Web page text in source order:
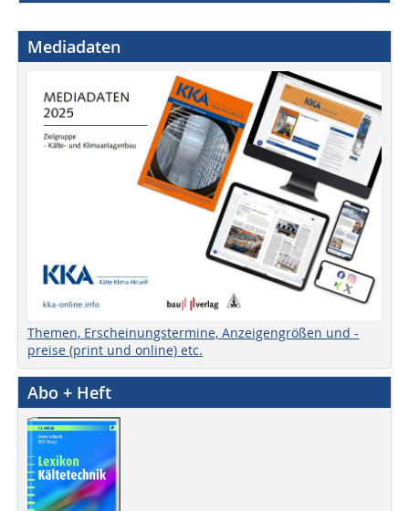
Mediadaten
Themen, Erscheinungstermine, Anzeigengrößen und -
preise (print und online) etc.
Abo + Heft